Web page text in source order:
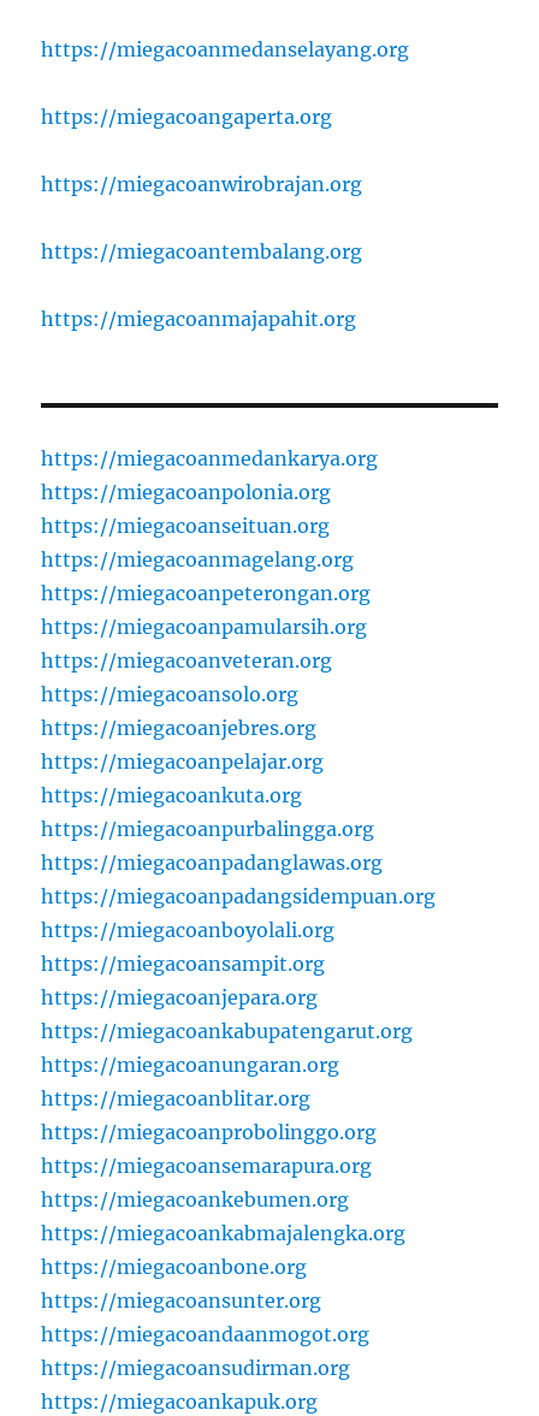
https://miegacoanmedanselayang.org
https://miegacoangaperta.org
https://miegacoanwirobrajan.org
https://miegacoantembalang.org
https://miegacoanmajapahit.org
https://miegacoanmedankarya.org
https://miegacoanpolonia.org
https://miegacoanseituan.org
https://miegacoanmagelang.org
https://miegacoanpeterongan.org
https://miegacoanpamularsih.org
https://miegacoanveteran.org
https://miegacoansolo.org
https://miegacoanjebres.org
https://miegacoanpelajar.org
https://miegacoankuta.org
https://miegacoanpurbalingga.org
https://miegacoanpadanglawas.org
https://miegacoanpadangsidempuan.org
https://miegacoanboyolali.org
https://miegacoansampit.org
https://miegacoanjepara.org
https://miegacoankabupatengarut.org
https://miegacoanungaran.org
https://miegacoanblitar.org
https://miegacoanprobolinggo.org
https://miegacoansemarapura.org
https://miegacoankebumen.org
https://miegacoankabmajalengka.org
https://miegacoanbone.org
https://miegacoansunter.org
https://miegacoandaanmogot.org
https://miegacoansudirman.org
https://miegacoankapuk.org